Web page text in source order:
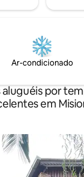
Ar-condicionado
por
em